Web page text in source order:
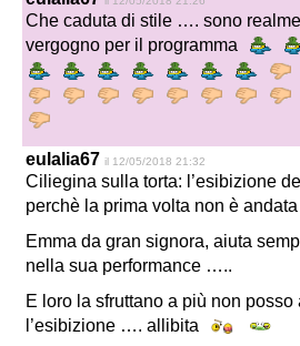
Che caduta di stile …. sono
vergogno per il programma
eulalia67 il 12/05/2018 21:32
Ciliegina sulla torta: l’esibizione
perchè la prima volta non è
Emma da gran signora, aiuta
nella sua performance …..
E loro la sfruttano a più non
l’esibizione …. allibita